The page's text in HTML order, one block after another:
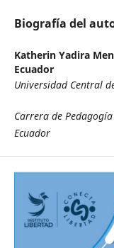
Biografía del
Katherin Yadira
Ecuador
Universidad Central
Carrera de
Ecuador